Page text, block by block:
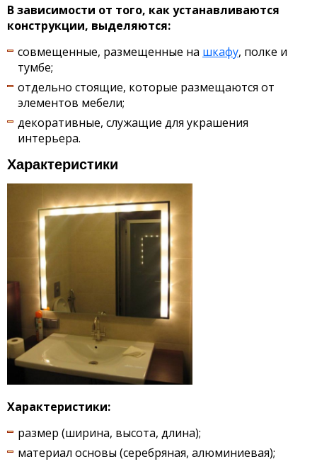
В зависимости от того, как устанавливаются
конструкции, выделяются:
совмещенные, размещенные на шкафу, полке и
тумбе;
отдельно стоящие, которые размещаются от
элементов мебели;
декоративные, служащие для украшения
интерьера.
Характеристики
Характеристики:
размер (ширина, высота, длина);
материал основы (серебряная, алюминиевая);